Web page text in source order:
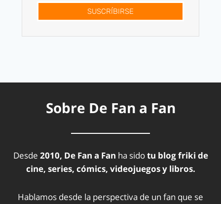
SUSCRÍBIRSE
Sobre De Fan a Fan
Desde 2010, De Fan a Fan ha sidotu blog friki de
cine, series, cómics, videojuegos y libros.
Hablamos desde la perspectiva de un fan que se